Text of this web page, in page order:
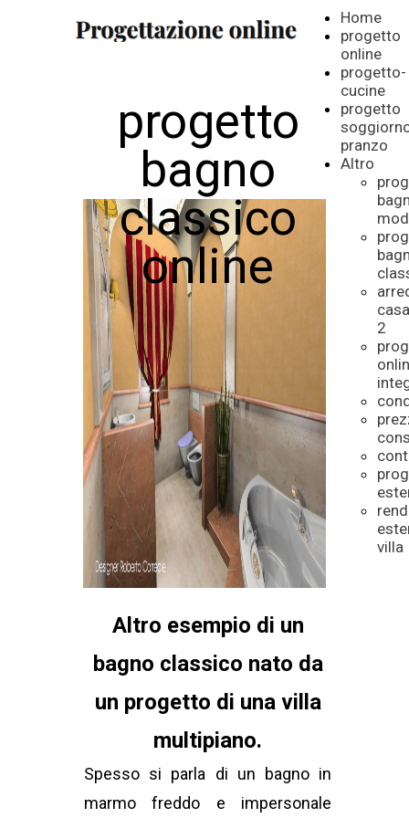
progetto
bagno
classico
online
Altro esempio di un
bagno classico nato da
un progetto di una villa
multipiano.
Spesso si parla di un bagno in
marmo freddo e impersonale
Home
progetto
online
progetto-
cucine
progetto
pranzo
Altro
casa
2
villa